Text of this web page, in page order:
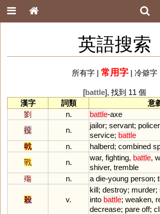
英語搜索
所有字| 常用字| 冷僻字
[battle], 找到 11 個
漢字
詞類
意
劉
n. battle-axe
役
n.
jailor; servant;
service; battle
戟
n. halberd; combined
戰
n.
war, fighting, battle,
shiver, tremble
殤
n. a die-young person;
殺 v.
kill; destroy; murder;
into battle; weaken,
decrease; pare off;